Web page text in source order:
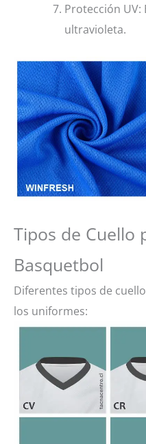
Protección
ultravioleta.
Tipos de Cuello
Basquetbol
Diferentes tipos de
los uniformes: